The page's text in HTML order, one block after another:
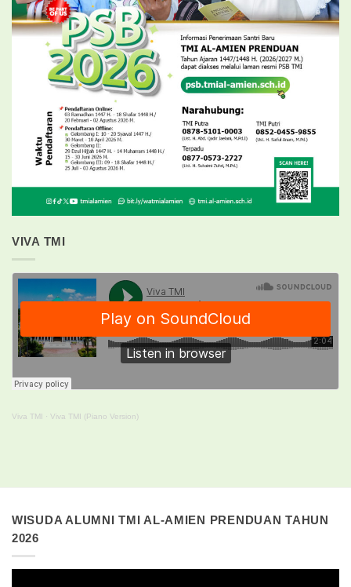
VIVA TMI
Viva TMI · Viva TMI (Piano Version)
WISUDA ALUMNI TMI AL-AMIEN PRENDUAN TAHUN
2026